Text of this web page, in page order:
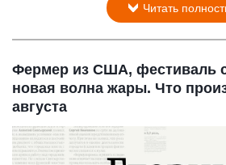
Читать
Фермер из США, фестиваль
новая волна жары. Что
августа